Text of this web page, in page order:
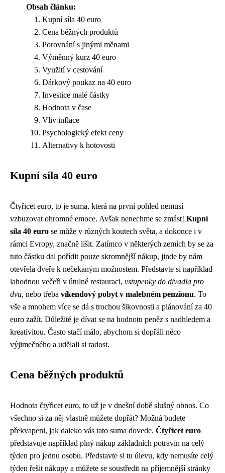
Obsah článku:
Kupní síla 40 euro
Cena běžných produktů
Porovnání s jinými měnami
Výměnný kurz 40 euro
Využití v cestování
Dárkový poukaz na 40 euro
Investice malé částky
Hodnota v čase
Vliv inflace
Psychologický efekt ceny
Alternativy k hotovosti
Kupní síla 40 euro
Čtyřicet euro, to je suma, která na první pohled nemusí
vzbuzovat ohromné emoce. Avšak nenechme se zmást! Kupní
síla 40 euro se může v různých koutech světa, a dokonce i v
rámci Evropy, značně lišit. Zatímco v některých zemích by se za
tuto částku dal pořídit pouze skromnější nákup, jinde by nám
otevřela dveře k nečekaným možnostem. Představte si například
lahodnou večeři v útulné restauraci, vstupenky do divadla pro
dva, nebo třeba víkendový pobyt v malebném penzionu. To
vše a mnohem více se dá s trochou šikovnosti a plánování za 40
euro zažít. Důležité je dívat se na hodnotu peněz s nadhledem a
kreativitou. Často stačí málo, abychom si dopřáli něco
výjimečného a udělali si radost.
Cena běžných produktů
Hodnota čtyřicet euro, to už je v dnešní době slušný obnos. Co
všechno si za něj vlastně můžete dopřát? Možná budete
překvapeni, jak daleko vás tato suma dovede. Čtyřicet euro
představuje například plný nákup základních potravin na celý
týden pro jednu osobu. Představte si tu úlevu, kdy nemusíte celý
týden řešit nákupy a můžete se soustředit na příjemnější stránky